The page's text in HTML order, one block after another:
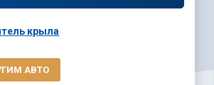
крыла
АВТО